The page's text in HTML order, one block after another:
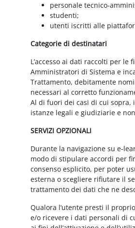
personale tecnico-
studenti;
utenti iscritti alle
Categorie di destinatari
L’accesso ai dati raccolti per
Amministratori di Sistema e
Trattamento, debitamente
necessari al corretto
Al di fuori dei casi di cui sopra,
istanze legali e giudiziarie e
SERVIZI OPZIONALI
Durante la navigazione su e-
modo di stipulare accordi per
consenso esplicito, per poter
esterna o scegliere rifiutare il
trattamento dei dati che ne
Qualora l’utente presti il
e/o ricevere i dati personali di